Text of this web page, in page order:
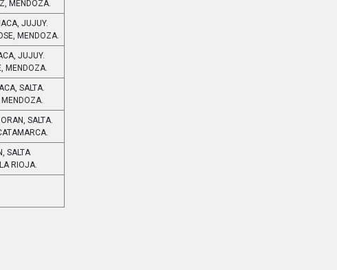
MENDOZA.
JUJUY.
MENDOZA.
JUJUY.
MENDOZA.
SALTA.
SALTA.
SALTA
RIOJA.